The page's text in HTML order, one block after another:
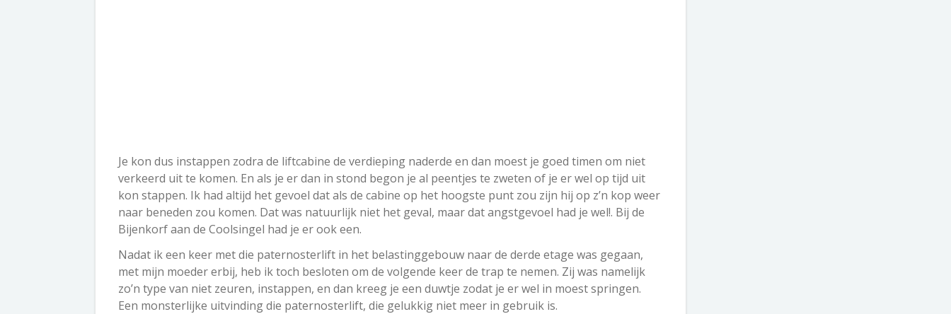
Je kon dus instappen zodra de liftcabine de verdieping naderde en dan moest je goed timen om niet
verkeerd uit te komen. En als je er dan in stond begon je al peentjes te zweten of je er wel op tijd uit
kon stappen. Ik had altijd het gevoel dat als de cabine op het hoogste punt zou zijn hij op z’n kop weer
naar beneden zou komen. Dat was natuurlijk niet het geval, maar dat angstgevoel had je wel!. Bij de
Bijenkorf aan de Coolsingel had je er ook een.
Nadat ik een keer met die paternosterlift in het belastinggebouw naar de derde etage was gegaan,
met mijn moeder erbij, heb ik toch besloten om de volgende keer de trap te nemen. Zij was namelijk
zo’n type van niet zeuren, instappen, en dan kreeg je een duwtje zodat je er wel in moest springen.
Een monsterlijke uitvinding die paternosterlift, die gelukkig niet meer in gebruik is.